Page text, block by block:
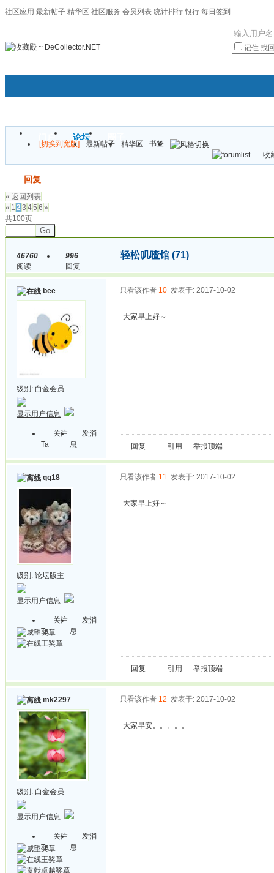
社区应用 最新帖子 精华区 社区服务 会员列表 统计排行 银行 每日签到
记住 找
门户 论坛
[切换到宽版] 最新帖子 精华区
书签
收
回复
« 返回列表
« 1 23 45 6 »
共100页
Go
46760
阅读
996
回复
轻松叽喳馆 (71)
bee
级别: 白金会员
显示用户信息
关注
Ta
发消
息
只看该作者 10 发表于: 2017-10-02
大家早上好～
回复 引用 举报顶端
qq18
级别: 论坛版主
显示用户信息
关注
Ta
发消
息
只看该作者 11 发表于: 2017-10-02
大家早上好～
回复 引用 举报顶端
mk2297
级别: 白金会员
显示用户信息
关注
Ta
发消
息
只看该作者 12 发表于: 2017-10-02
大家早安。。。。。